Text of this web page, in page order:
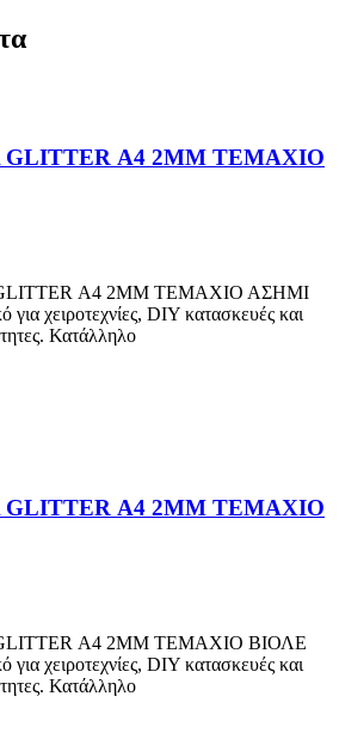
Α4 2MM ΤΕΜΑΧΙΟ
Α4 2MM ΤΕΜΑΧΙΟ ΑΣΗΜΙ
για χειροτεχνίες, DIY κατασκευές και
Κατάλληλο
Α4 2MM ΤΕΜΑΧΙΟ
Α4 2MM ΤΕΜΑΧΙΟ ΒΙΟΛΕ
για χειροτεχνίες, DIY κατασκευές και
Κατάλληλο